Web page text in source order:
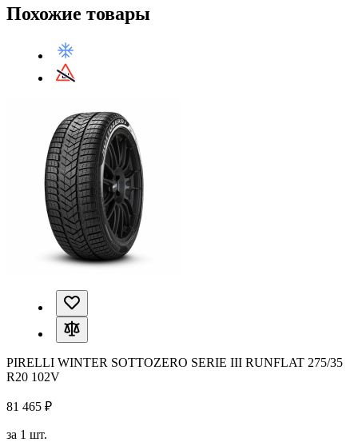
Похожие товары
PIRELLI WINTER SOTTOZERO SERIE III RUNFLAT 275/35
R20 102V
81 465 ₽
за 1 шт.